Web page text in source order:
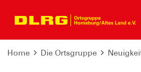
Home Die Ortsgruppe